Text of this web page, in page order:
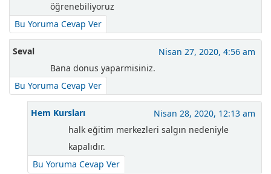
öğrenebiliyoruz
Bu Yoruma Cevap Ver
Seval
Nisan 27, 2020, 4:56 am
Bana donus yaparmisiniz.
Bu Yoruma Cevap Ver
Hem Kursları
Nisan 28, 2020, 12:13 am
halk eğitim merkezleri salgın nedeniyle
kapalıdır.
Bu Yoruma Cevap Ver